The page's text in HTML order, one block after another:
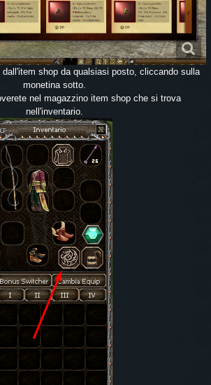
shop da qualsiasi posto, cliccando sulla
monetina sotto.
nel magazzino item shop che si trova
nell'inventario.